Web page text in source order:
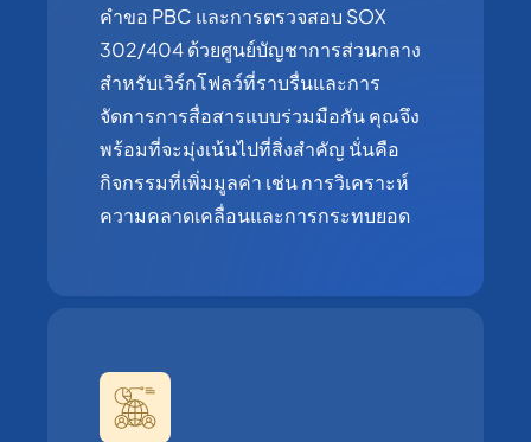
คำขอ PBC และการตรวจสอบ SOX
302/404 ด้วยศูนย์บัญชาการส่วนกลาง
สำหรับเวิร์กโฟลว์ที่ราบรื่นและการ
จัดการการสื่อสารแบบร่วมมือกัน คุณจึง
พร้อมที่จะมุ่งเน้นไปที่สิ่งสำคัญ นั่นคือ
กิจกรรมที่เพิ่มมูลค่า เช่น การวิเคราะห์
ความคลาดเคลื่อนและการกระทบยอด